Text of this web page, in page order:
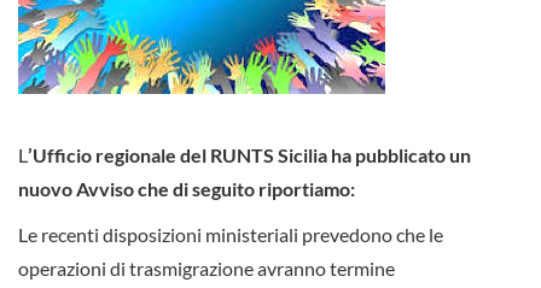
L ’Ufficio regionale del RUNTS Sicilia ha pubblicato un
nuovo Avviso che di seguito riportiamo:
Le recenti disposizioni ministeriali prevedono che le
operazioni di trasmigrazione avranno termine